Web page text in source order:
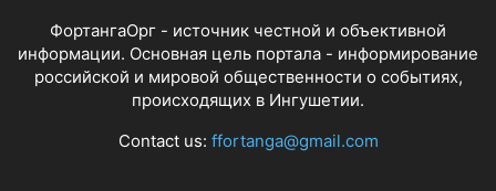
ФортангаОрг - источник честной и объективной
информации. Основная цель портала - информирование
российской и мировой общественности о событиях,
происходящих в Ингушетии.
Contact us: ffortanga@gmail.com